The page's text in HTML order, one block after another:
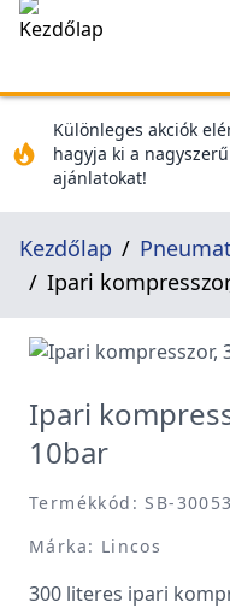
Különleges akciók
hagyja ki a nagyszerű
ajánlatokat!
Kezdőlap
Ipari
Ipari
10bar
Termékkód: SB-30053
Márka: Lincos
300 literes ipari